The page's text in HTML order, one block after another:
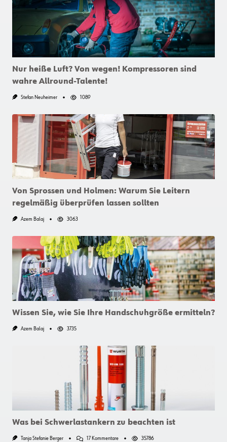
Nur heiße Luft? Von wegen! Kompressoren sind
wahre Allround-Talente!
Stefan Neuheimer 1089
Von Sprossen und Holmen: Warum Sie Leitern
regelmäßig überprüfen lassen sollten
Azem Balaj 3063
Wissen Sie, wie Sie Ihre Handschuhgröße ermitteln?
Azem Balaj 3735
Was bei Schwerlastankern zu beachten ist
Tanja Stefanie Berger 17 KommentareZu
35786